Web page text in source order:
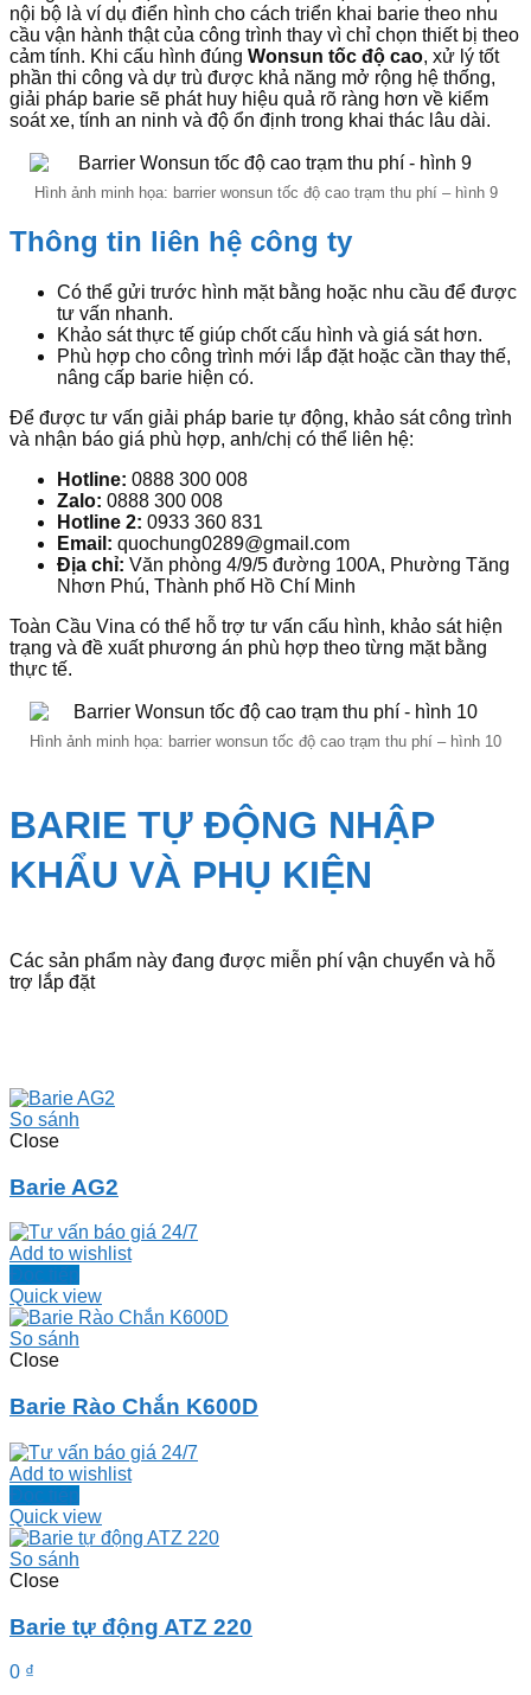
nội bộ là ví dụ điển hình cho cách triển khai barie theo nhu
cầu vận hành thật của công trình thay vì chỉ chọn thiết bị theo
cảm tính. Khi cấu hình đúng Wonsun tốc độ cao, xử lý tốt
phần thi công và dự trù được khả năng mở rộng hệ thống,
giải pháp barie sẽ phát huy hiệu quả rõ ràng hơn về kiểm
soát xe, tính an ninh và độ ổn định trong khai thác lâu dài.
Hình ảnh minh họa: barrier wonsun tốc độ cao trạm thu phí – hình 9
Thông tin liên hệ công ty
Có thể gửi trước hình mặt bằng hoặc nhu cầu để được
tư vấn nhanh.
Khảo sát thực tế giúp chốt cấu hình và giá sát hơn.
Phù hợp cho công trình mới lắp đặt hoặc cần thay thế,
nâng cấp barie hiện có.
Để được tư vấn giải pháp barie tự động, khảo sát công trình
và nhận báo giá phù hợp, anh/chị có thể liên hệ:
Hotline: 0888 300 008
Zalo: 0888 300 008
Hotline 2: 0933 360 831
Email: quochung0289@gmail.com
Địa chỉ: Văn phòng 4/9/5 đường 100A, Phường Tăng
Nhơn Phú, Thành phố Hồ Chí Minh
Toàn Cầu Vina có thể hỗ trợ tư vấn cấu hình, khảo sát hiện
trạng và đề xuất phương án phù hợp theo từng mặt bằng
thực tế.
Hình ảnh minh họa: barrier wonsun tốc độ cao trạm thu phí – hình 10
BARIE TỰ ĐỘNG NHẬP
KHẨU VÀ PHỤ KIỆN
Các sản phẩm này đang được miễn phí vận chuyển và hỗ
trợ lắp đặt
So sánh
Close
Barie AG2
Add to wishlist
Đọc tiếp
Quick view
So sánh
Close
Barie Rào Chắn K600D
Add to wishlist
Đọc tiếp
Quick view
So sánh
Close
Barie tự động ATZ 220
0 ₫